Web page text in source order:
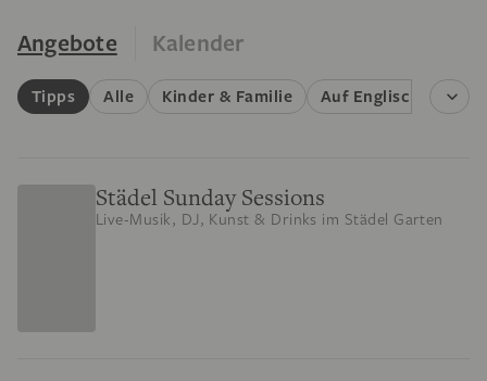
Angebote Kalender
Tipps Alle Kinder & Familie Auf Englisch
Städel Sunday Sessions
Live-Musik, DJ, Kunst & Drinks im Städel Garten